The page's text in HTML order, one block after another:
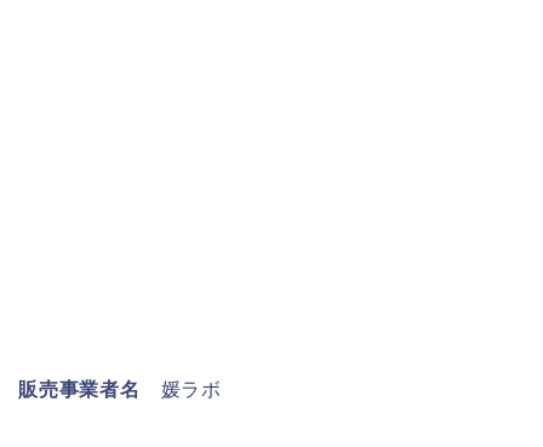
販売事業者名 媛ラボ